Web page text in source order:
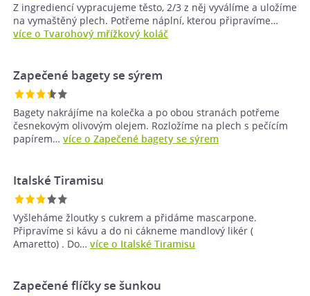
Z ingrediencí vypracujeme těsto, 2/3 z něj vyválíme a uložíme
na vymaštěný plech. Potřeme náplní, kterou připravíme…
více o Tvarohový mřížkový koláč
Zapečené bagety se sýrem
Bagety nakrájíme na kolečka a po obou stranách potřeme
česnekovým olivovým olejem. Rozložíme na plech s pečícím
papírem… více o Zapečené bagety se sýrem
Italské Tiramisu
Vyšleháme žloutky s cukrem a přidáme mascarpone.
Připravíme si kávu a do ni cákneme mandlový likér (
Amaretto) . Do… více o Italské Tiramisu
Zapečené flíčky se šunkou